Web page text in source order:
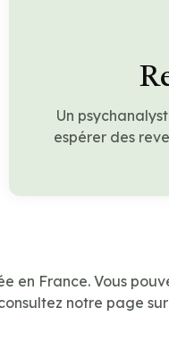
Un
espérer des
en France. Vous
notre page